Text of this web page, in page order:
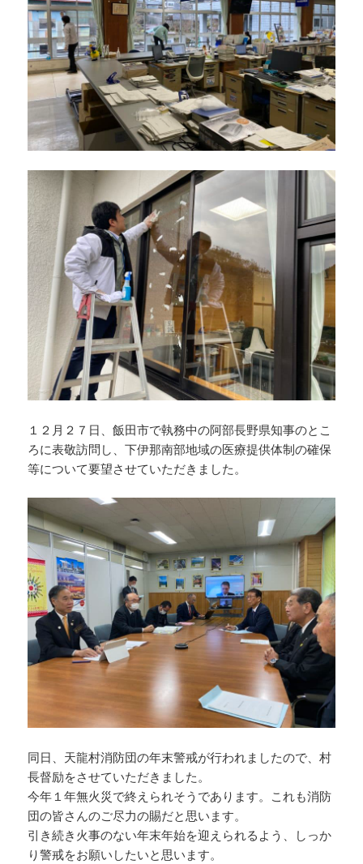
１２月２７日、飯田市で執務中の阿部長野県知事のとこ
ろに表敬訪問し、下伊那南部地域の医療提供体制の確保
等について要望させていただきました。
同日、天龍村消防団の年末警戒が行われましたので、村
長督励をさせていただきました。
今年１年無火災で終えられそうであります。これも消防
団の皆さんのご尽力の賜だと思います。
引き続き火事のない年末年始を迎えられるよう、しっか
り警戒をお願いしたいと思います。